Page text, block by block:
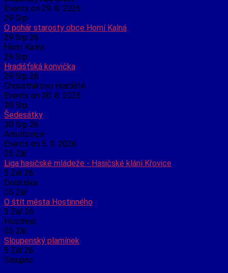
Events on 29. 8. 2026
29 Srp
O pohár starosty obce Horní Kalná
29 Srp 26
Horní Kalná
29 Srp
Hradišťská konvička
29 Srp 26
Choustníkovo Hradiště
Events on 30. 8. 2026
30 Srp
Šedesátky
30 Srp 26
Arnultovice
Events on 5. 9. 2026
05 Zář
Liga hasičské mládeže - Hasičské klání Křovice
5 Zář 26
Dobruška
05 Zář
O štít města Hostinného
5 Zář 26
Hostinné
05 Zář
Sloupenský plamínek
5 Zář 26
Sloupno